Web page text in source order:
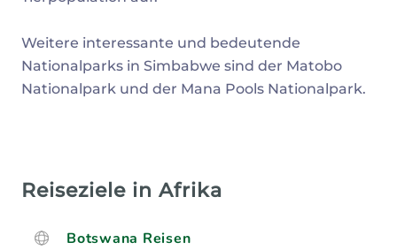
Weitere interessante und bedeutende
Nationalparks in Simbabwe sind der Matobo
Nationalpark und der Mana Pools Nationalpark.
Reiseziele in Afrika
Botswana Reisen